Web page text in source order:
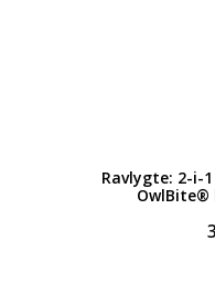
Ravlygte: 2-i-
OwlBite®